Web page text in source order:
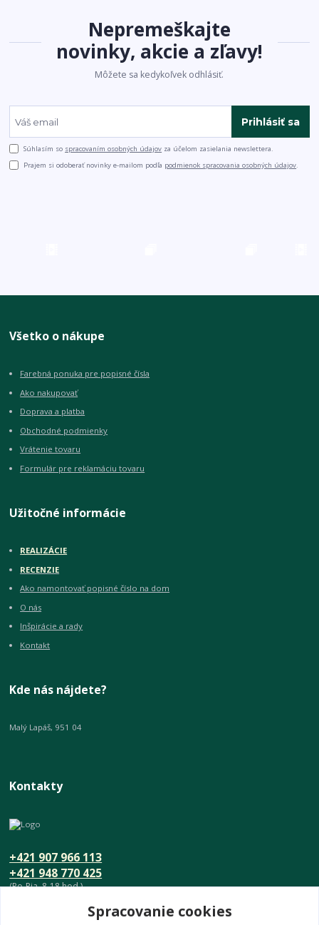
Nepremeškajte
novinky, akcie a zľavy!
Môžete sa kedykoľvek odhlásiť.
Prihlásiť sa
Súhlasím so spracovaním osobných údajov za účelom zasielania newslettera.
Prajem si odoberať novinky e-mailom podľa podmienok spracovania osobných údajov.
Všetko o nákupe
Farebná ponuka pre popisné čísla
Ako nakupovať
Doprava a platba
Obchodné podmienky
Vrátenie tovaru
Formulár pre reklamáciu tovaru
Užitočné informácie
REALIZÁCIE
RECENZIE
Ako namontovať popisné číslo na dom
O nás
Inšpirácie a rady
Kontakt
Kde nás nájdete?
Malý Lapáš, 951 04
Kontakty
+421 948 770 425
+421 907 966 113
(Po-Pia, 8-18 hod.)
info@umeniedomova.skSpracovanie cookies